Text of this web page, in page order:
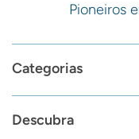
Pioneiros
Categorias
Descubra